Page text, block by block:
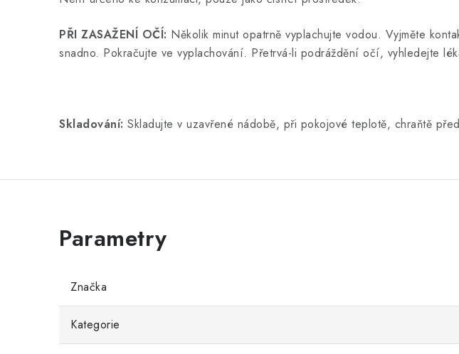
PŘI ZASAŽENÍ OČÍ: Několik minut opatrně vyplachujte vodou. Vyjměte
snadno. Pokračujte ve vyplachování. Přetrvá-li podráždění očí, vyhledejte
Skladování: Skladujte v uzavřené nádobě, při pokojové teplotě, chraňtě
Značka
Kategorie